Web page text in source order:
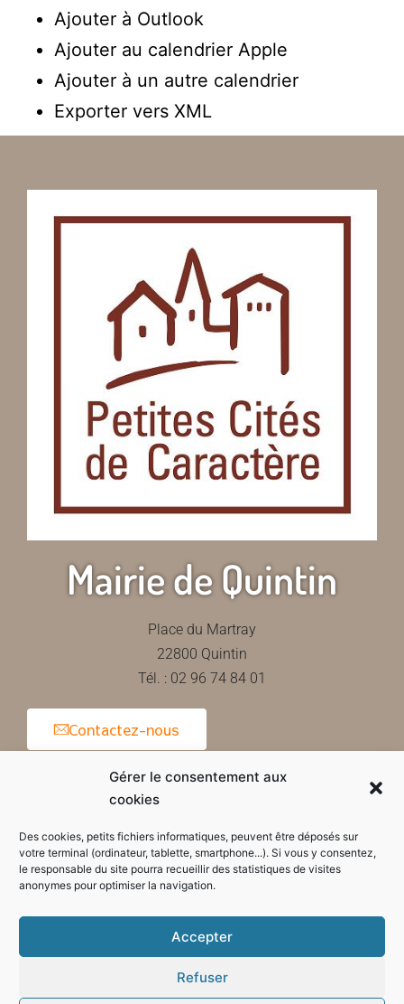
Gérer le consentement aux
cookies
Des cookies, petits fichiers informatiques, peuvent être déposés sur
votre terminal (ordinateur, tablette, smartphone...). Si vous y consentez,
le responsable du site pourra recueillir des statistiques de visites
anonymes pour optimiser la navigation.
Accepter
Refuser
Ajouter à Outlook
Ajouter au calendrier Apple
Ajouter à un autre calendrier
Exporter vers XML
Mairie de Quintin
Place du Martray
22800 Quintin
Tél. : 02 96 74 84 01
Contactez-nous
Horaires d'ouverture de la mairie